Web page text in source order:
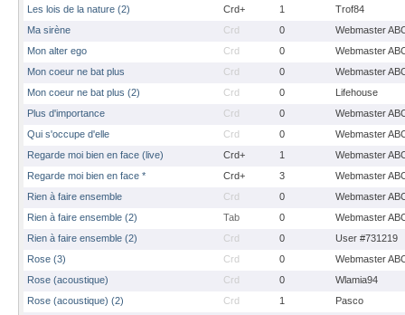
Les lois de la nature (2)
Crd+ 1
Trof84
Ma sirène
Crd 0
Webmaster
Mon alter ego
Crd 0
Webmaster
Mon coeur ne bat plus
Crd 0
Webmaster
Mon coeur ne bat plus (2)
Crd 0
Lifehouse
Plus d'importance
Crd 0
Webmaster
Qui s'occupe d'elle
Crd 0
Webmaster
Regarde moi bien en face (live)
Crd+ 1
Webmaster
Regarde moi bien en face *
Crd+ 3
Webmaster
Rien à faire ensemble
Crd 0
Webmaster
Rien à faire ensemble (2)
Tab 0
Webmaster
Rien à faire ensemble (2)
Crd 0
User #731219
Rose (3)
Crd 0
Webmaster
Rose (acoustique)
Crd 0
Wlamia94
Rose (acoustique) (2)
Crd 1
Pasco